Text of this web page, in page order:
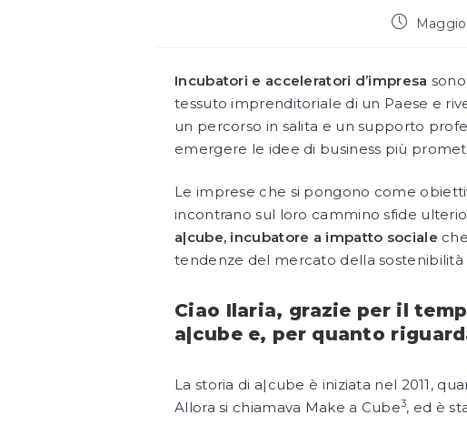
Articolo
Incubatori e acceleratori d’impresa
tessuto imprenditoriale di un Paese e
un percorso in salita e un supporto
emergere le idee di business più
Le imprese che si pongono come
incontrano sul loro cammino sfide
a|cube, incubatore a impatto sociale
tendenze del mercato della
Ciao Ilaria, grazie per il
a|cube e, per quanto
La storia di a|cube è iniziata nel 2011,
Allora si chiamava Make a Cube3, ed è